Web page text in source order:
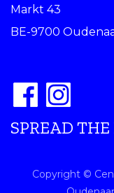
Markt 43
BE-9700
SPREAD
Copyright ©